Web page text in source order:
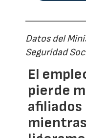
Datos del
Seguridad
El
pierde
afiliados